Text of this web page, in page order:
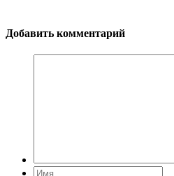
Добавить комментарий